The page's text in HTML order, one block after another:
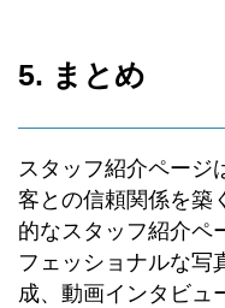
5. まとめ
スタッフ紹介ページ
客との信頼関係を築
的なスタッフ紹介ペ
フェッショナルな写
成、動画インタビュ